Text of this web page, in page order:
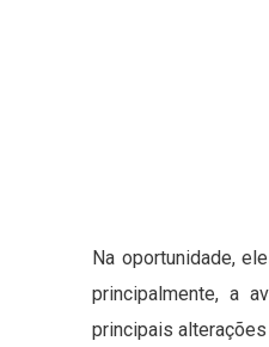
Na oportunidade,
principalmente, a
principais